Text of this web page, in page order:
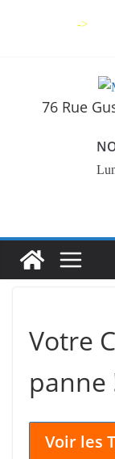
->
76 Rue
Votre
panne
Voir les